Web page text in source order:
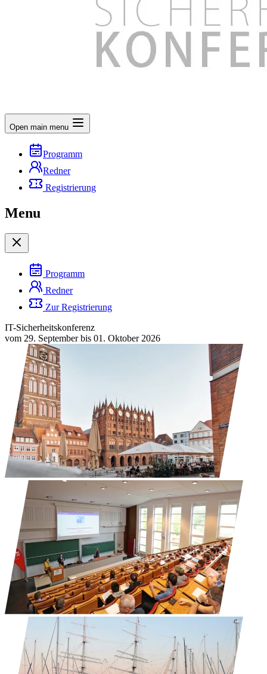
Open main menu
Programm
Redner
Registrierung
Menu
Programm
Redner
Zur Registrierung
IT-Sicherheitskonferenz
vom 29. September bis 01. Oktober 2026